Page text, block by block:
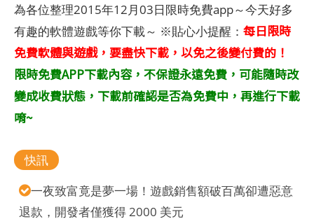
為各位整理2015年12月03日限時免費app～今天好多
有趣的軟體遊戲等你下載～ ※貼心小提醒： 每日限時
免費軟體與遊戲，要盡快下載，以免之後變付費的！
限時免費APP下載內容，不保證永遠免費，可能隨時改
變成收費狀態，下載前確認是否為免費中，再進行下載
唷~
快訊
一夜致富竟是夢一場！遊戲銷售額破百萬卻遭惡意
退款，開發者僅獲得 2000 美元